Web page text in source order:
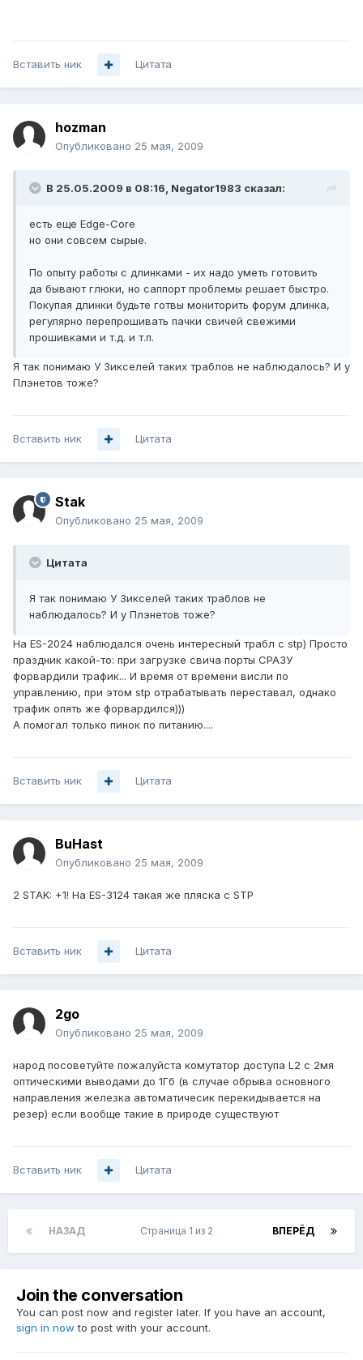
Вставить ник Цитата
hozman
Опубликовано 25 мая, 2009
В 25.05.2009 в 08:16, Negator1983 сказал:
есть еще Edge-Core
но они совсем сырые.
По опыту работы с длинками - их надо уметь готовить
да бывают глюки, но саппорт проблемы решает быстро.
Покупая длинки будьте готвы мониторить форум длинка,
регулярно перепрошивать пачки свичей свежими
прошивками и т.д. и т.п.
Я так понимаю У Зикселей таких траблов не наблюдалось? И у
Плэнетов тоже?
Вставить ник Цитата
Stak
Опубликовано 25 мая, 2009
Цитата
Я так понимаю У Зикселей таких траблов не
наблюдалось? И у Плэнетов тоже?
На ES-2024 наблюдался очень интересный трабл с stp) Просто
праздник какой-то: при загрузке свича порты СРАЗУ
форвардили трафик... И время от времени висли по
управлению, при этом stp отрабатывать переставал, однако
трафик опять же форвардился)))
А помогал только пинок по питанию....
Вставить ник Цитата
BuHast
Опубликовано 25 мая, 2009
2 STAK: +1! На ES-3124 такая же пляска с STP
Вставить ник Цитата
2go
Опубликовано 25 мая, 2009
народ посоветуйте пожалуйста комутатор доступа L2 с 2мя
оптическими выводами до 1Гб (в случае обрыва основного
направления железка автоматичесик перекидывается на
резер) если вообще такие в природе существуют
Вставить ник Цитата
НАЗАД ВПЕРЁД
Страница 1 из 2
Join the conversation
You can post now and register later. If you have an account,
sign in now to post with your account.